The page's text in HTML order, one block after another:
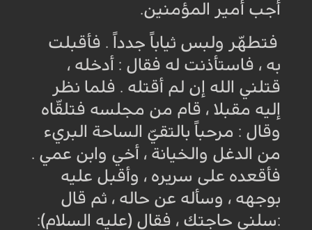
أجب أمير المؤمنين.
فتطهّر ولبس ثياباً جدداً . فأقبلت
به ، فاستأذنت له فقال : أدخله ،
قتلني الله إن لم أقتله . فلما نظر
إليه مقبلا ، قام من مجلسه فتلقّاه
وقال : مرحباً بالتقيّ الساحة البريء
من الدغل والخيانة ، أخي وابن عمي .
فأقعده على سريره ، وأقبل عليه
بوجهه ، وسأله عن حاله ، ثم قال
:سلني حاجتك ، فقال (عليه السلام):